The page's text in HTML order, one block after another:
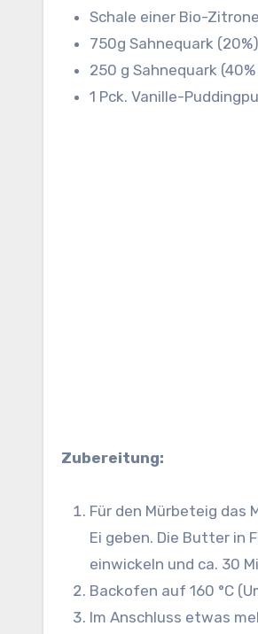
Schale einer Bio-Zitrone
750g Sahnequark (20%)
250 g Sahnequark
1 Pck. Vanille-
Zubereitung:
Für den Mürbeteig das
Ei geben. Die Butter in
einwickeln und ca. 30
Backofen auf 160 °C
Im Anschluss etwas